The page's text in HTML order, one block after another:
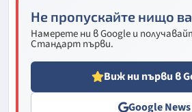
Не пропускайте нищо
Намерете ни в Google и
Стандарт първи.
Виж ни първи в
Google News